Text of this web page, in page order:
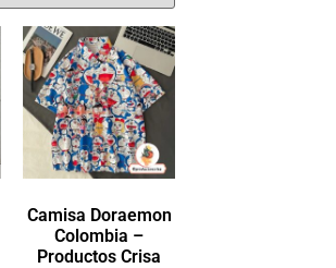
Camisa Doraemon
Colombia –
Productos Crisa